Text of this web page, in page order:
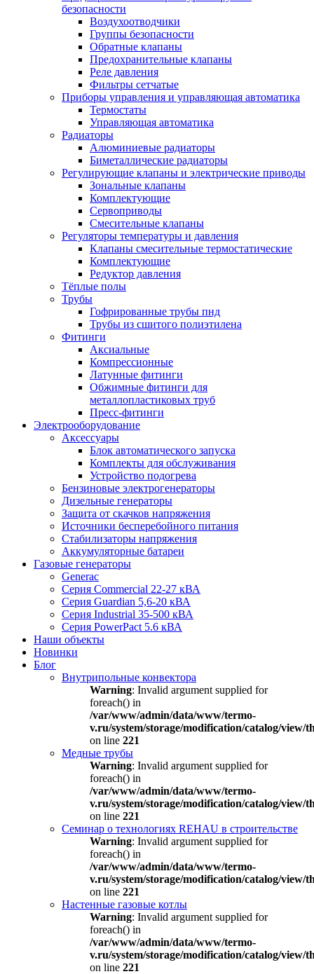
безопасности
Воздухоотводчики
Группы безопасности
Обратные клапаны
Предохранительные клапаны
Реле давления
Фильтры сетчатые
Приборы управления и управляющая автоматика
Термостаты
Управляющая автоматика
Радиаторы
Алюминиевые радиаторы
Биметаллические радиаторы
Регулирующие клапаны и электрические приводы
Зональные клапаны
Комплектующие
Сервоприводы
Смесительные клапаны
Регуляторы температуры и давления
Клапаны смесительные термостатические
Комплектующие
Редуктор давления
Тёплые полы
Трубы
Гофрированные трубы пнд
Трубы из сшитого полиэтилена
Фитинги
Аксиальные
Компрессионные
Латунные фитинги
Обжимные фитинги для
металлопластиковых труб
Пресс-фитинги
Электрооборудование
Аксессуары
Блок автоматического запуска
Комплекты для обслуживания
Устройство подогрева
Бензиновые электрогенераторы
Дизельные генераторы
Защита от скачков напряжения
Источники бесперебойного питания
Стабилизаторы напряжения
Аккумуляторные батареи
Газовые генераторы
Generac
Серия Commercial 22-27 кВА
Серия Guardian 5,6-20 кВА
Серия Industrial 35-500 кВА
Серия PowerPact 5.6 кВА
Наши объекты
Новинки
Блог
Внутрипольные конвектора
Warning: Invalid argument supplied for
foreach() in
/var/www/admin/data/www/termo-
v.ru/system/storage/modification/catalog/view/
on line 221
Медные трубы
Warning: Invalid argument supplied for
foreach() in
/var/www/admin/data/www/termo-
v.ru/system/storage/modification/catalog/view/
on line 221
Семинар о технологиях REHAU в строительстве
Warning: Invalid argument supplied for
foreach() in
/var/www/admin/data/www/termo-
v.ru/system/storage/modification/catalog/view/
on line 221
Настенные газовые котлы
Warning: Invalid argument supplied for
foreach() in
/var/www/admin/data/www/termo-
v.ru/system/storage/modification/catalog/view/
on line 221